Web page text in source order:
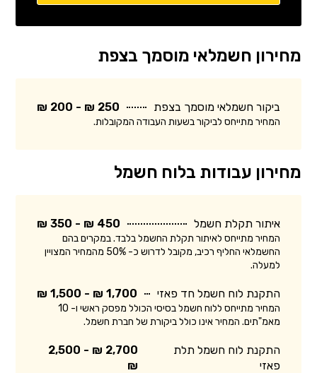
מחירון חשמלאי מוסמך בצפת
ביקור חשמלאי מוסמך בצפת 250 ₪ - 200 ₪
המחיר מתייחס לביקור בשעות העבודה המקובלות.
מחירון עבודות בלוח חשמל
איתור תקלת חשמל 450 ₪ - 350 ₪
המחיר מתייחס לאיתור תקלת החשמל בלבד. במקרים בהם
החשמלאי החליף רכיב, מקובל לדרוש כ- 50% מהמחיר המצויין
למעלה.
התקנת לוח חשמל חד פאזי 1,700 ₪ - 1,500 ₪
המחיר מתייחס ללוח חשמל בסיסי הכולל מפסק ראשי ו- 10
מאמ"תים. המחיר אינו כולל ביקורת של חברת חשמל.
התקנת לוח חשמל תלת
פאזי
2,700 ₪ - 2,500
₪